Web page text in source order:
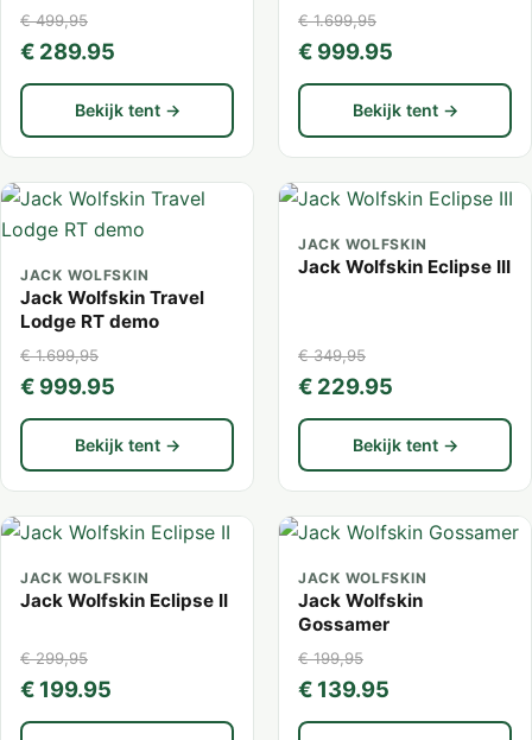
€ 499,95
€ 289.95
Bekijk tent →
€ 1.699,95
€ 999.95
Bekijk tent →
JACK WOLFSKIN
Jack Wolfskin Travel
Lodge RT demo
€ 1.699,95
€ 999.95
Bekijk tent →
JACK WOLFSKIN
Jack Wolfskin Eclipse III
€ 349,95
€ 229.95
Bekijk tent →
JACK WOLFSKIN
Jack Wolfskin Eclipse II
€ 299,95
€ 199.95
JACK WOLFSKIN
Jack Wolfskin
Gossamer
€ 199,95
€ 139.95